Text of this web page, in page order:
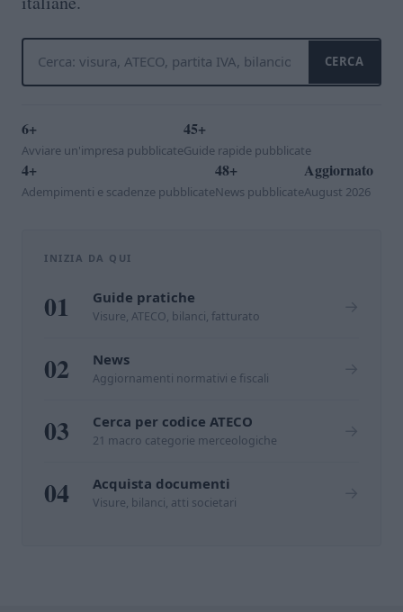
CERCA
6+
Avviare un'impresa pubblicate
45+
Guide rapide pubblicate
4+
Adempimenti e scadenze pubblicate
48+
News pubblicate
Aggiornato
August 2026
INIZIA DA QUI
01 Guide pratiche
Visure, ATECO, bilanci, fatturato
02 News
Aggiornamenti normativi e fiscali
03 Cerca per codice ATECO
21 macro categorie merceologiche
04 Acquista documenti
Visure, bilanci, atti societari